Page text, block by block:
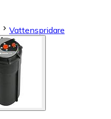
Vattenspridare